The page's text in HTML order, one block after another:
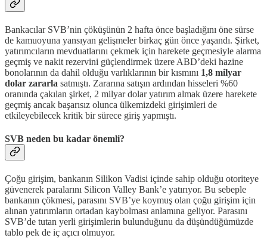
Bankacılar SVB’nin çöküşünün 2 hafta önce başladığını öne sürse
de kamuoyuna yansıyan gelişmeler birkaç gün önce yaşandı. Şirket,
yatırımcıların mevduatlarını çekmek için harekete geçmesiyle alarma
geçmiş ve nakit rezervini güçlendirmek üzere ABD’deki hazine
bonolarının da dahil olduğu varlıklarının bir kısmını 1,8 milyar
dolar zararla satmıştı. Zararına satışın ardından hisseleri %60
oranında çakılan şirket, 2 milyar dolar yatırım almak üzere harekete
geçmiş ancak başarısız olunca ülkemizdeki girişimleri de
etkileyebilecek kritik bir sürece giriş yapmıştı.
SVB neden bu kadar önemli?
Çoğu girişim, bankanın Silikon Vadisi içinde sahip olduğu otoriteye
güvenerek paralarını Silicon Valley Bank’e yatırıyor. Bu sebeple
bankanın çökmesi, parasını SVB’ye koymuş olan çoğu girişim için
alınan yatırımların ortadan kaybolması anlamına geliyor. Parasını
SVB’de tutan yerli girişimlerin bulunduğunu da düşündüğümüzde
tablo pek de iç açıcı olmuyor.